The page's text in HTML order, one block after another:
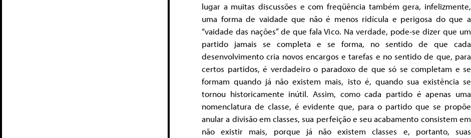
lugar a muitas discussões e com freqüência também gera, infelizmente,
uma forma de vaidade que não é menos ridícula e perigosa do que a
“vaidade das nações” de que fala Vico. Na verdade, pode-se dizer que um
partido jamais se completa e se forma, no sentido de que cada
desenvolvimento cria novos encargos e tarefas e no sentido de que, para
certos partidos, é verdadeiro o paradoxo de que só se completam e se
formam quando já não existem mais, isto é, quando sua existência se
tornou historicamente inútil. Assim, como cada partido é apenas uma
nomenclatura de classe, é evidente que, para o partido que se propõe
anular a divisão em classes, sua perfeição e seu acabamento consistem em
não existir mais, porque já não existem classes e, portanto, suas